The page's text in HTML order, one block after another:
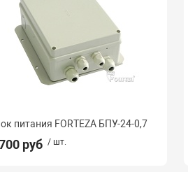
питания FORTEZA БПУ-24-0,7
руб / шт.